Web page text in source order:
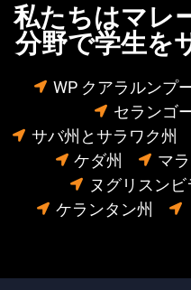
私たちはマレ
分野で学生を
WP クアラルンプ
セランゴ
サバ州とサラワク州
ケダ州
マ
ヌグリスンビ
ケランタン州